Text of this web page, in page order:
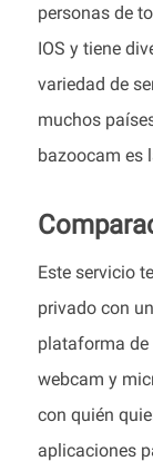
personas de
IOS y tiene
variedad de
muchos
bazoocam es
Este servicio
privado con
plataforma
webcam y
con quién
aplicaciones